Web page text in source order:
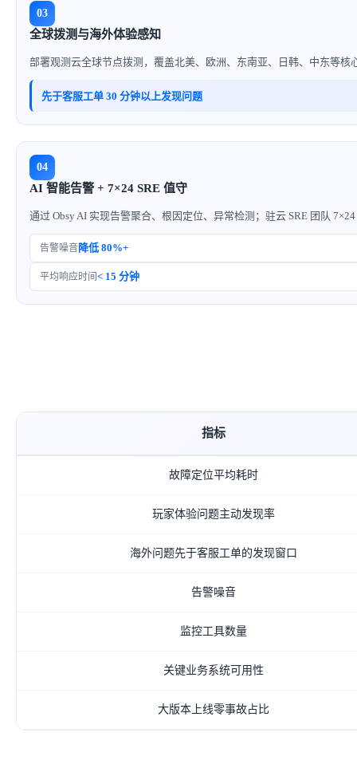
03
全球拨测与海外体验感知
部署观测云全球节点拨测，覆盖北美、欧洲、东南亚、日韩、中东等核
先于客服工单 30 分钟以上发现问题
04
AI 智能告警 + 7×24 SRE 值守
通过 Obsy AI 实现告警聚合、根因定位、异常检测；驻云 SRE 团队
告警噪音降低 80%+
平均响应时间< 15 分钟
指标
故障定位平均耗时
玩家体验问题主动发现率
海外问题先于客服工单的发现窗口
告警噪音
监控工具数量
关键业务系统可用性
大版本上线零事故占比